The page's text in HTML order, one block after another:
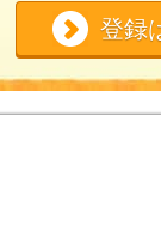
登録